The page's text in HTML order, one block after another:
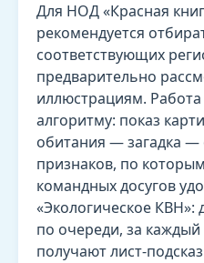
Для НОД «Красная
рекомендуется
соответствующих
предварительно
иллюстрациям. Работа
алгоритму: показ
обитания — загадка —
признаков, по
командных досугов
«Экологическое
по очереди, за
получают лист-